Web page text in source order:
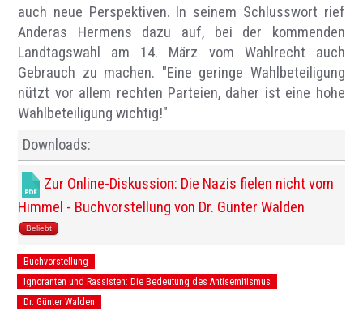
auch neue Perspektiven. In seinem Schlusswort rief
Anderas Hermens dazu auf, bei der kommenden
Landtagswahl am 14. März vom Wahlrecht auch
Gebrauch zu machen. "Eine geringe Wahlbeteiligung
nützt vor allem rechten Parteien, daher ist eine hohe
Wahlbeteiligung wichtig!"
Downloads:
Zur Online-Diskussion: Die Nazis fielen nicht vom
Himmel - Buchvorstellung von Dr. Günter Walden
Beliebt
Buchvorstellung
Ignoranten und Rassisten: Die Bedeutung des Antisemitismus
Dr. Günter Walden